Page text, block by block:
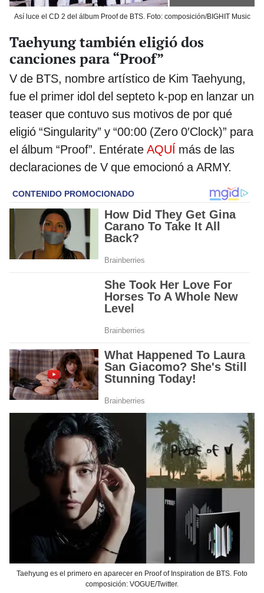
Así luce el CD 2 del álbum Proof de BTS. Foto: composición/BIGHIT Music
Taehyung también eligió dos
canciones para “Proof”
V de BTS, nombre artístico de Kim Taehyung,
fue el primer idol del septeto k-pop en lanzar un
teaser que contuvo sus motivos de por qué
eligió “Singularity” y “00:00 (Zero 0′Clock)” para
el álbum “Proof”. Entérate AQUÍ más de las
declaraciones de V que emocionó a ARMY.
Taehyung es el primero en aparecer en Proof of Inspiration de BTS. Foto
composición: VOGUE/Twitter.